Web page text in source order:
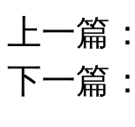
上一篇：
下一篇：